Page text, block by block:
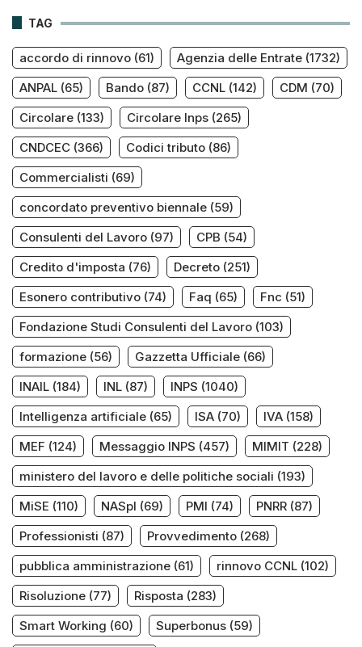
TAG
accordo di rinnovo (61) Agenzia delle Entrate (1732)
ANPAL (65) Bando (87) CCNL (142) CDM (70)
Circolare (133) Circolare Inps (265)
CNDCEC (366) Codici tributo (86)
Commercialisti (69)
concordato preventivo biennale (59)
Consulenti del Lavoro (97) CPB (54)
Credito d'imposta (76) Decreto (251)
Esonero contributivo (74) Faq (65) Fnc (51)
Fondazione Studi Consulenti del Lavoro (103)
formazione (56) Gazzetta Ufficiale (66)
INAIL (184) INL (87) INPS (1040)
Intelligenza artificiale (65) ISA (70) IVA (158)
MEF (124) Messaggio INPS (457) MIMIT (228)
ministero del lavoro e delle politiche sociali (193)
MiSE (110) NASpI (69) PMI (74) PNRR (87)
Professionisti (87) Provvedimento (268)
pubblica amministrazione (61) rinnovo CCNL (102)
Risoluzione (77) Risposta (283)
Smart Working (60) Superbonus (59)